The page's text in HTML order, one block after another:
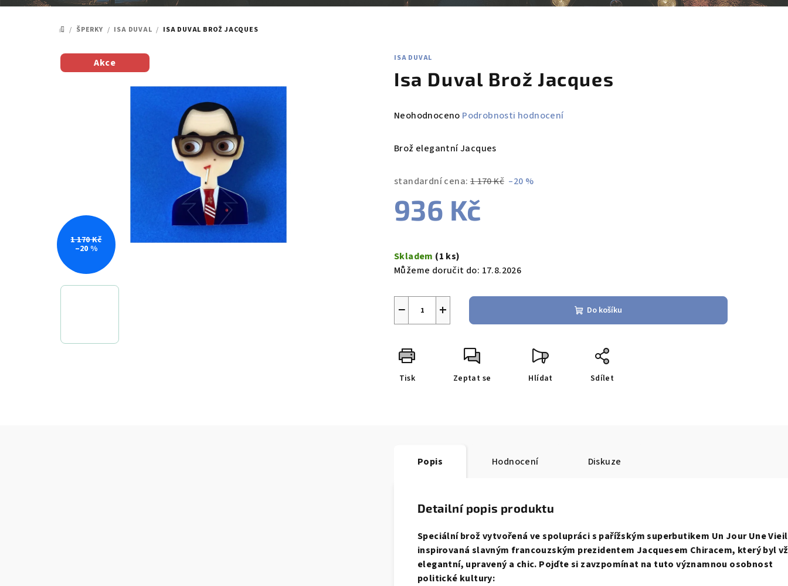
DOMŮ
/ ŠPERKY / ISA DUVAL / ISA DUVAL BROŽ JACQUES
ISA DUVAL
Isa Duval Brož Jacques
Průměrné
produktu
z
5
hvězdiček.
Neohodnoceno Podrobnosti hodnocení
Brož elegantní Jacques
standardní cena: 1 170 Kč –20 %
936 Kč
cena:
Skladem (1 ks)
Můžeme doručit do: 17.8.2026
+
− Do košíku
Tisk Zeptat se Hlídat Sdílet
Akce
1 170 Kč
–20 %
Popis Hodnocení Diskuze
Detailní popis produktu
Speciální brož vytvořená ve spolupráci s pařížským superbutikem Un Jour Une
inspirovaná slavným francouzským prezidentem Jacquesem Chiracem, který byl
elegantní, upravený a chic. Pojďte si zavzpomínat na tuto významnou osobnost
politické kultury: